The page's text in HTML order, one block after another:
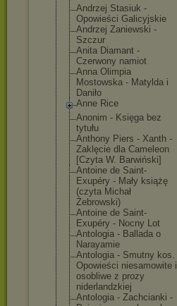
Andrzej Stasiuk -
Opowieści Galicyjskie
Andrzej Zaniewski -
Szczur
Anita Diamant -
Czerwony namiot
Anna Olimpia
Mostowska - Matylda i
Daniło
Anne Rice
Anonim - Księga bez
tytułu
Anthony Piers - Xanth -
Zaklęcie dla Cameleon
[Czyta W. Barwiński]
Antoine de Saint-
Exupéry - Mały książę
(czyta Michał
Żebrowski)
Antoine de Saint-
Exupéry - Nocny Lot
Antologia - Ballada o
Narayamie
Antologia - Smutny kos.
Opowieści niesamowite i
osobliwe z prozy
niderlandzkiej
Antologia - Zachcianki -